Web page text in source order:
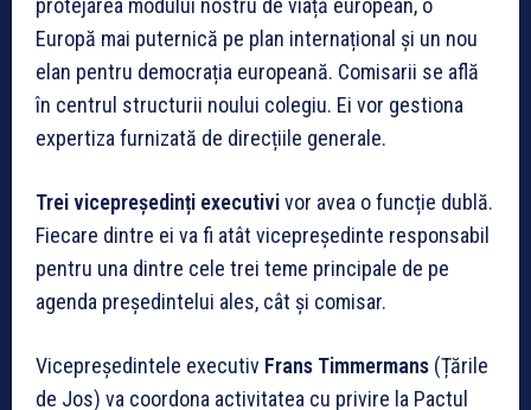
Europă mai puternică pe plan internațional și un nou
elan pentru democrația europeană. Comisarii se află
în centrul structurii noului colegiu. Ei vor gestiona
expertiza furnizată de direcțiile generale.
Trei vicepreședinți executivivor avea o funcție dublă.
Fiecare dintre ei va fi atât vicepreședinte responsabil
pentru una dintre cele trei teme principale de pe
agenda președintelui ales, cât și comisar.
Vicepreședintele executiv Frans Timmermans (Țările
de Jos) va coordona activitatea cu privire la Pactul